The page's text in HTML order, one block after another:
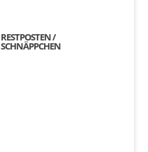
RESTPOSTEN /
SCHNÄPPCHEN